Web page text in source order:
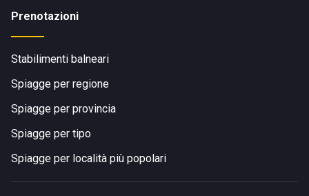
Prenotazioni
Stabilimenti balneari
Spiagge per regione
Spiagge per provincia
Spiagge per tipo
Spiagge per località più popolari